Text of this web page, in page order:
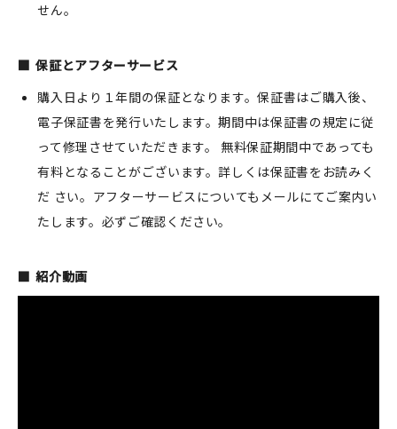
せん。
保証とアフターサービス
購入日より１年間の保証となります。保証書はご購入後、
電子保証書を発行いたします。期間中は保証書の規定に従
って修理させていただきます。 無料保証期間中であっても
有料となることがございます。詳しくは保証書をお読みく
だ さい。アフターサービスについてもメールにてご案内い
たします。必ずご確認ください。
紹介動画